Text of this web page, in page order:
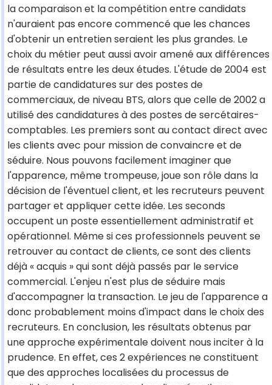
la comparaison et la compétition entre candidats
n'auraient pas encore commencé que les chances
d'obtenir un entretien seraient les plus grandes. Le
choix du métier peut aussi avoir amené aux différences
de résultats entre les deux études. L'étude de 2004 est
partie de candidatures sur des postes de
commerciaux, de niveau BTS, alors que celle de 2002 a
utilisé des candidatures à des postes de sercétaires-
comptables. Les premiers sont au contact direct avec
les clients avec pour mission de convaincre et de
séduire. Nous pouvons facilement imaginer que
l'apparence, même trompeuse, joue son rôle dans la
décision de l'éventuel client, et les recruteurs peuvent
partager et appliquer cette idée. Les seconds
occupent un poste essentiellement administratif et
opérationnel. Même si ces professionnels peuvent se
retrouver au contact de clients, ce sont des clients
déjà « acquis » qui sont déjà passés par le service
commercial. L'enjeu n'est plus de séduire mais
d'accompagner la transaction. Le jeu de l'apparence a
donc probablement moins d'impact dans le choix des
recruteurs. En conclusion, les résultats obtenus par
une approche expérimentale doivent nous inciter à la
prudence. En effet, ces 2 expériences ne constituent
que des approches localisées du processus de